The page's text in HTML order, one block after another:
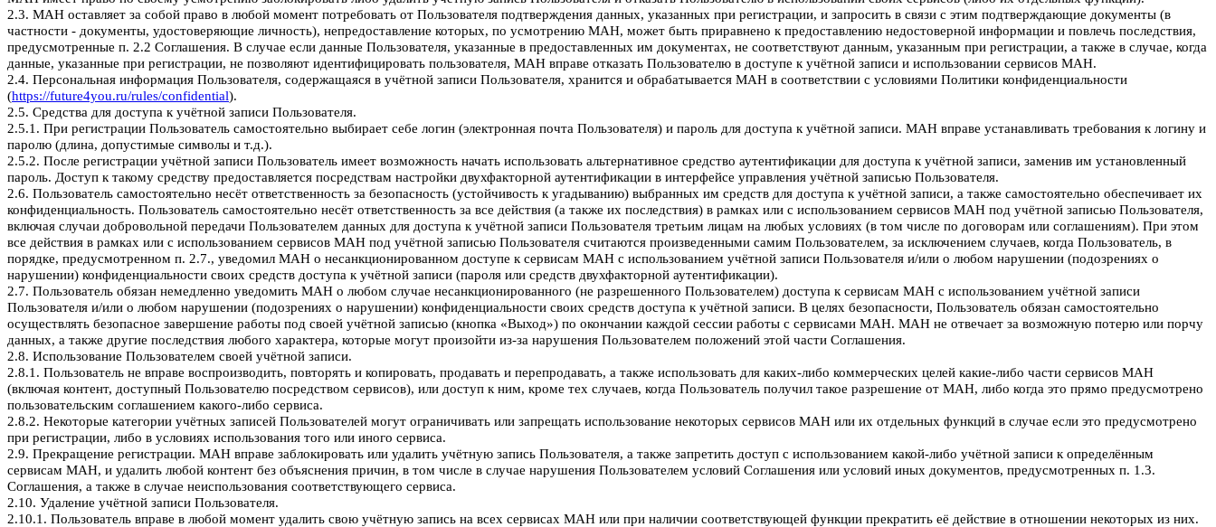
2.3. МАН оставляет за собой право в любой момент потребовать от Пользователя подтверждения данных, указанных при регистрации, и запросить в связи с этим подтверждающие документы (в
частности - документы, удостоверяющие личность), непредоставление которых, по усмотрению МАН, может быть приравнено к предоставлению недостоверной информации и повлечь последствия,
предусмотренные п. 2.2 Соглашения. В случае если данные Пользователя, указанные в предоставленных им документах, не соответствуют данным, указанным при регистрации, а также в случае, когда
данные, указанные при регистрации, не позволяют идентифицировать пользователя, МАН вправе отказать Пользователю в доступе к учётной записи и использовании сервисов МАН.
2.4. Персональная информация Пользователя, содержащаяся в учётной записи Пользователя, хранится и обрабатывается МАН в соответствии с условиями Политики конфиденциальности
(https://future4you.ru/rules/confidential).
2.5. Средства для доступа к учётной записи Пользователя.
2.5.1. При регистрации Пользователь самостоятельно выбирает себе логин (электронная почта Пользователя) и пароль для доступа к учётной записи. МАН вправе устанавливать требования к логину и
паролю (длина, допустимые символы и т.д.).
2.5.2. После регистрации учётной записи Пользователь имеет возможность начать использовать альтернативное средство аутентификации для доступа к учётной записи, заменив им установленный
пароль. Доступ к такому средству предоставляется посредствам настройки двухфакторной аутентификации в интерфейсе управления учётной записью Пользователя.
2.6. Пользователь самостоятельно несёт ответственность за безопасность (устойчивость к угадыванию) выбранных им средств для доступа к учётной записи, а также самостоятельно обеспечивает их
конфиденциальность. Пользователь самостоятельно несёт ответственность за все действия (а также их последствия) в рамках или с использованием сервисов МАН под учётной записью Пользователя,
включая случаи добровольной передачи Пользователем данных для доступа к учётной записи Пользователя третьим лицам на любых условиях (в том числе по договорам или соглашениям). При этом
все действия в рамках или с использованием сервисов МАН под учётной записью Пользователя считаются произведенными самим Пользователем, за исключением случаев, когда Пользователь, в
порядке, предусмотренном п. 2.7., уведомил МАН о несанкционированном доступе к сервисам МАН с использованием учётной записи Пользователя и/или о любом нарушении (подозрениях о
нарушении) конфиденциальности своих средств доступа к учётной записи (пароля или средств двухфакторной аутентификации).
2.7. Пользователь обязан немедленно уведомить МАН о любом случае несанкционированного (не разрешенного Пользователем) доступа к сервисам МАН с использованием учётной записи
Пользователя и/или о любом нарушении (подозрениях о нарушении) конфиденциальности своих средств доступа к учётной записи. В целях безопасности, Пользователь обязан самостоятельно
осуществлять безопасное завершение работы под своей учётной записью (кнопка «Выход») по окончании каждой сессии работы с сервисами МАН. МАН не отвечает за возможную потерю или порчу
данных, а также другие последствия любого характера, которые могут произойти из-за нарушения Пользователем положений этой части Соглашения.
2.8. Использование Пользователем своей учётной записи.
2.8.1. Пользователь не вправе воспроизводить, повторять и копировать, продавать и перепродавать, а также использовать для каких-либо коммерческих целей какие-либо части сервисов МАН
(включая контент, доступный Пользователю посредством сервисов), или доступ к ним, кроме тех случаев, когда Пользователь получил такое разрешение от МАН, либо когда это прямо предусмотрено
пользовательским соглашением какого-либо сервиса.
2.8.2. Некоторые категории учётных записей Пользователей могут ограничивать или запрещать использование некоторых сервисов МАН или их отдельных функций в случае если это предусмотрено
при регистрации, либо в условиях использования того или иного сервиса.
2.9. Прекращение регистрации. МАН вправе заблокировать или удалить учётную запись Пользователя, а также запретить доступ с использованием какой-либо учётной записи к определённым
сервисам МАН, и удалить любой контент без объяснения причин, в том числе в случае нарушения Пользователем условий Соглашения или условий иных документов, предусмотренных п. 1.3.
Соглашения, а также в случае неиспользования соответствующего сервиса.
2.10. Удаление учётной записи Пользователя.
2.10.1. Пользователь вправе в любой момент удалить свою учётную запись на всех сервисах МАН или при наличии соответствующей функции прекратить её действие в отношении некоторых из них.